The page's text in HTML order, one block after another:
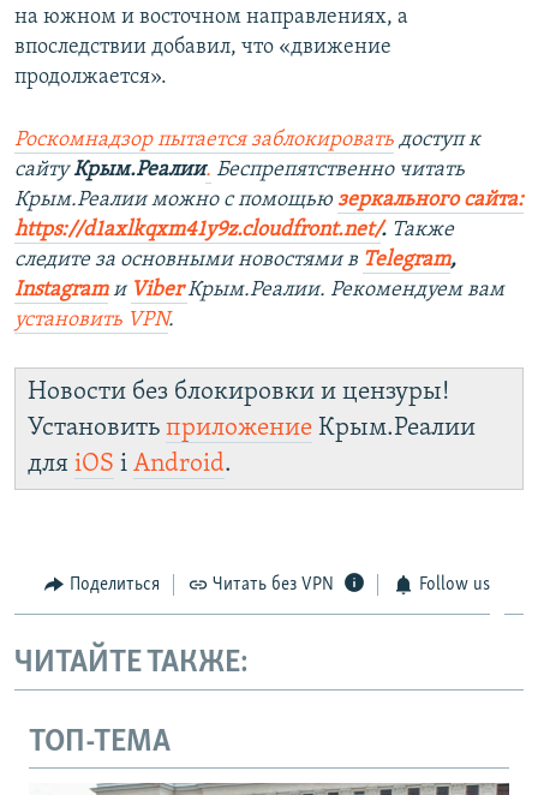
на южном и восточном направлениях, а
впоследствии добавил, что «движение
продолжается».
Роскомнадзор пытается заблокировать доступ к
сайтуКрым.Реалии. Беспрепятственно читать
Крым.Реалии можно с помощью зеркального сайта:
https://d1axlkqxm41y9z.cloudfront.net/. ​ Также
следите за основными новостями в Telegram,
Instagram и ViberКрым.Реалии. Рекомендуем вам
установить VPN.
Новости без блокировки и цензуры!
Установить приложение Крым.Реалии
для iOS і Android.
Поделиться Читать без VPN Follow us
ЧИТАЙТЕ ТАКЖЕ:
ТОП-ТЕМА